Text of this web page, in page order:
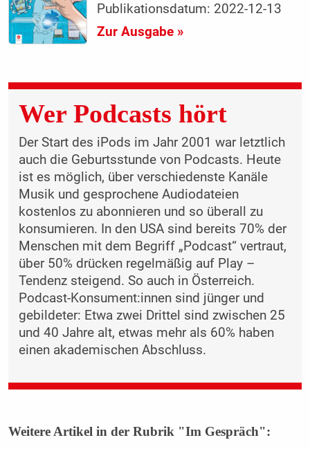
Publikationsdatum: 2022-12-13
Zur Ausgabe »
Wer Podcasts hört
Der Start des iPods im Jahr 2001 war letztlich
auch die Geburtsstunde von Podcasts. Heute
ist es möglich, über verschiedenste Kanäle
Musik und gesprochene Audiodateien
kostenlos zu abonnieren und so überall zu
konsumieren. In den USA sind bereits 70% der
Menschen mit dem Begriff „Podcast“ vertraut,
über 50% drücken regelmäßig auf Play –
Tendenz steigend. So auch in Österreich.
Podcast-Konsument:innen sind jünger und
gebildeter: Etwa zwei Drittel sind zwischen 25
und 40 Jahre alt, etwas mehr als 60% haben
einen akademischen Abschluss.
Weitere Artikel in der Rubrik "Im Gespräch":